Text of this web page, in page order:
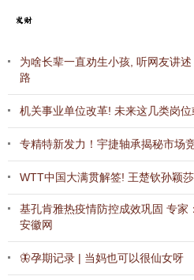
为啥长辈一直劝生小孩, 听网友讲
路
机关事业单位改革! 未来这几类岗
专精特新发力！宇捷轴承揭秘市场
WTT中国大满贯解签! 王楚钦孙颖
基孔肯雅热疫情防控成效巩固 专家
安徽网
🦋孕期记录 | 当妈也可以很仙女呀